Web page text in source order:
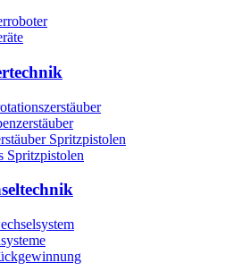
Spritzpistolen
Spritzpistolen